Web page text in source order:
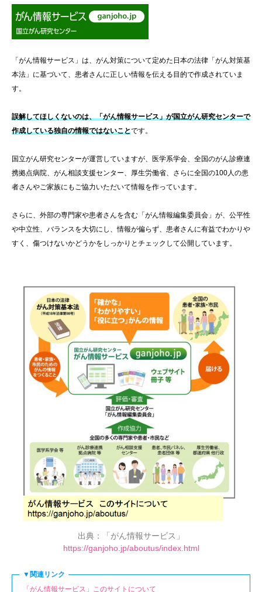
「がん情報サービス」は、がん対策について定めた日本の法律「がん対策基
本法」に基づいて、患者さんに正しい情報を伝える目的で作成されていま
す。
誤解してほしくないのは、「がん情報サービス」が国立がん研究センターで
作成している独自の情報ではないことです。
国立がん研究センターが運営していますが、医学系学会、全国のがん診療連
携拠点病院、がん相談支援センター、厚生労働省、さらに全国の100人の患
者さんやご家族にもご協力いただいて情報を作っています。
さらに、外部の専門家や患者さんを含む「がん情報編集委員会」が、公平性
や中立性、バランスを大切にし、情報が偏らず、患者さんに有益でわかりや
すく、傷つけないかどうかをしっかりとチェックして公開しています。
出典：「がん情報サービス」
https://ganjoho.jp/aboutus/index.html
▼関連リンク
「がん情報サービス」このサイトについて